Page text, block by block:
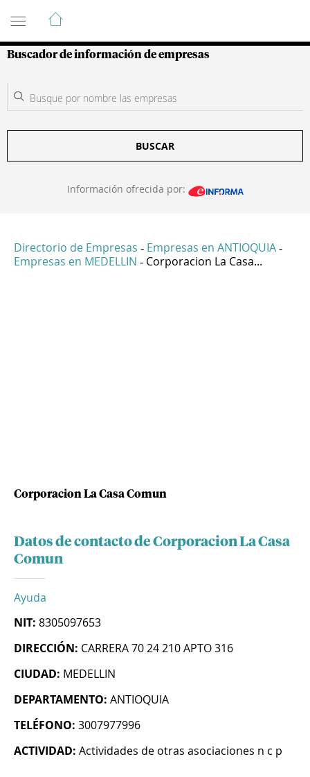
Guía de Empresas Colombianas
Buscador de información de empresas
BUSCAR
Información ofrecida por:
Directorio de Empresas - Empresas en ANTIOQUIA -
Empresas en MEDELLIN - Corporacion La Casa...
Corporacion La Casa Comun
Datos de contacto de Corporacion La Casa
Comun
Ayuda
NIT: 8305097653
DIRECCIÓN: CARRERA 70 24 210 APTO 316
CIUDAD: MEDELLIN
DEPARTAMENTO: ANTIOQUIA
TELÉFONO: 3007977996
ACTIVIDAD: Actividades de otras asociaciones n c p